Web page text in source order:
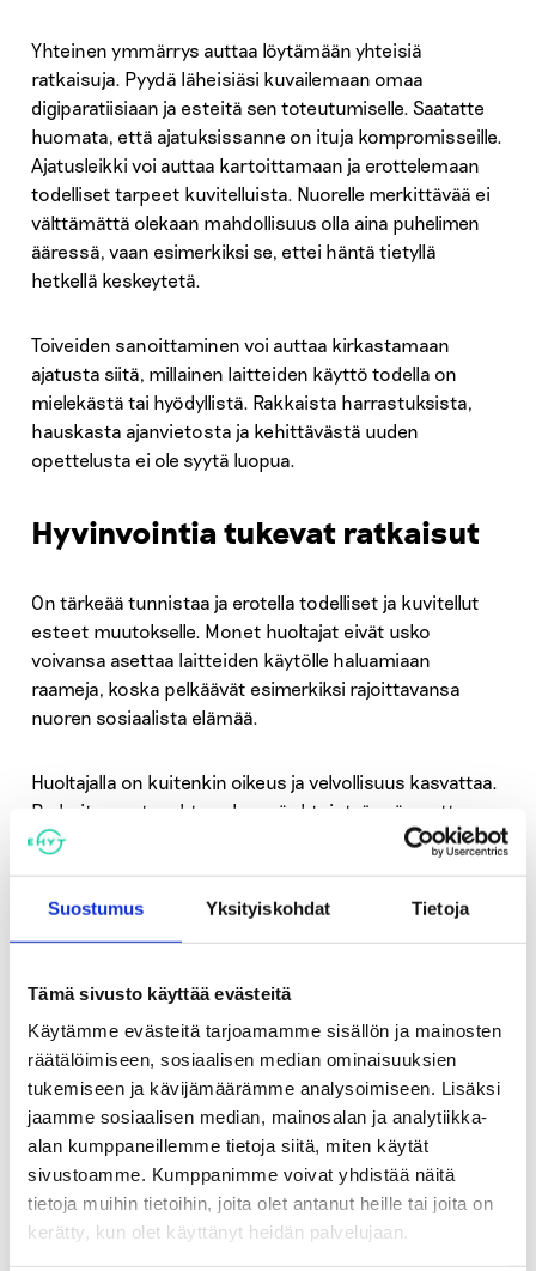
Suostumus Yksityiskohdat Tietoja
Tämä sivusto käyttää evästeitä
Käytämme evästeitä tarjoamamme sisällön ja mainosten
räätälöimiseen, sosiaalisen median ominaisuuksien
tukemiseen ja kävijämäärämme analysoimiseen. Lisäksi
jaamme sosiaalisen median, mainosalan ja analytiikka-
alan kumppaneillemme tietoja siitä, miten käytät
sivustoamme. Kumppanimme voivat yhdistää näitä
tietoja muihin tietoihin, joita olet antanut heille tai joita on
kerätty, kun olet käyttänyt heidän palvelujaan.
Yhteinen ymmärrys auttaa löytämään yhteisiä
ratkaisuja. Pyydä läheisiäsi kuvailemaan omaa
digiparatiisiaan ja esteitä sen toteutumiselle. Saatatte
huomata, että ajatuksissanne on ituja kompromisseille.
Ajatusleikki voi auttaa kartoittamaan ja erottelemaan
todelliset tarpeet kuvitelluista. Nuorelle merkittävää ei
välttämättä olekaan mahdollisuus olla aina puhelimen
ääressä, vaan esimerkiksi se, ettei häntä tietyllä
hetkellä keskeytetä.
Toiveiden sanoittaminen voi auttaa kirkastamaan
ajatusta siitä, millainen laitteiden käyttö todella on
mielekästä tai hyödyllistä. Rakkaista harrastuksista,
hauskasta ajanvietosta ja kehittävästä uuden
opettelusta ei ole syytä luopua.
Hyvinvointia tukevat ratkaisut
On tärkeää tunnistaa ja erotella todelliset ja kuvitellut
esteet muutokselle. Monet huoltajat eivät usko
voivansa asettaa laitteiden käytölle haluamiaan
raameja, koska pelkäävät esimerkiksi rajoittavansa
nuoren sosiaalista elämää.
Huoltajalla on kuitenkin oikeus ja velvollisuus kasvattaa.
Parhaiten se tapahtuu yleensä yhteistyössä, mutta on
muistettava, että nuori hyötyy rajoista ja kohtuudesta.
ja huoltajan tehtävä on tukea sen kehittymistä.
toiveet, mutta asettaa rajat tukemaan hänen henkistä
ja fyysistä hyvinvointiaan. Tämä koskee sekä laitteilla
käytettyä aikaa että netissä tai peleissä kohdattuja
sisältöjä. Sosiaalisen median ja pelien ikärajat
perustuvat sisältöjen haitallisuuteen, eivät tekniseen
vaikeuteen.
Todelliset tarpeemme